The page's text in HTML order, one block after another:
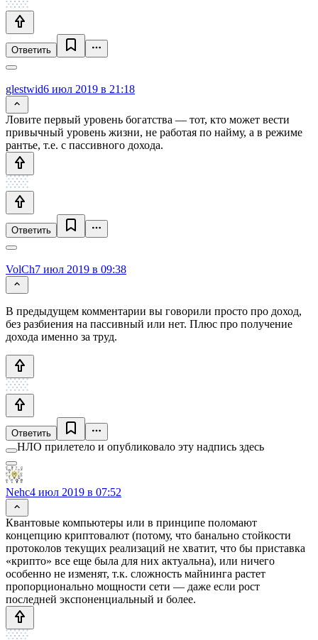
Ответить
glestwid6 июл 2019 в 21:18
Ловите первый уровень богатства — тот, кто может вести
привычный уровень жизни, не работая по найму, а в режиме
рантье, т.е. с пассивного дохода.
Ответить
VolCh7 июл 2019 в 09:38
В предыдущем комментарии вы говорили просто про доход,
без разбиения на пассивный или нет. Плюс про получение
дохода именно за труд.
Ответить
НЛО прилетело и опубликовало эту надпись здесь
Nehc4 июл 2019 в 07:52
Квантовые компьютеры или в принципе поломают
концепцию криптовалют (потому, что банально стойкости
протоколов текущих реализаций не хватит, что бы приставка
«крипто» все еще была для них актуальна), или ничего
особенно не изменят, т.к. сложность майнинга растет
пропорционально мощности сети — даже если рост
последней экспоненциальный и более.